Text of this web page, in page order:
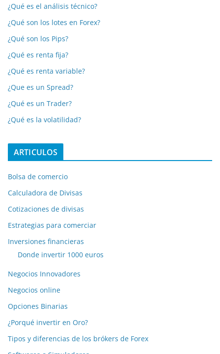
¿Qué es el análisis técnico?
¿Qué son los lotes en Forex?
¿Qué son los Pips?
¿Qué es renta fija?
¿Qué es renta variable?
¿Que es un Spread?
¿Qué es un Trader?
¿Qué es la volatilidad?
ARTICULOS
Bolsa de comercio
Calculadora de Divisas
Cotizaciones de divisas
Estrategias para comerciar
Inversiones financieras
Donde invertir 1000 euros
Negocios Innovadores
Negocios online
Opciones Binarias
¿Porqué invertir en Oro?
Tipos y diferencias de los brókers de Forex